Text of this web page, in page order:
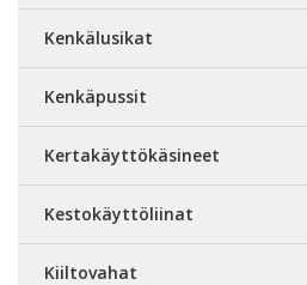
Kenkälusikat
Kenkäpussit
Kertakäyttökäsineet
Kestokäyttöliinat
Kiiltovahat